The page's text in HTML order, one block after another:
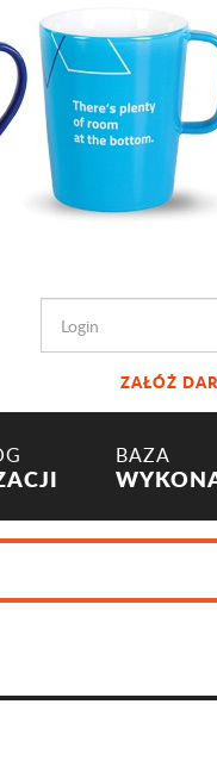
ZAŁÓŻ
BAZA